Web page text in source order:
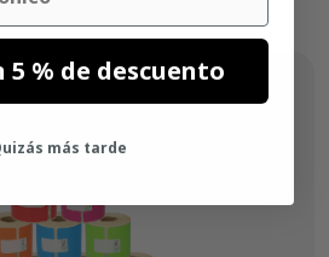
5 % de descuento
más tarde